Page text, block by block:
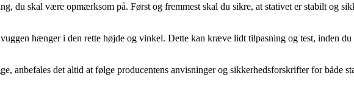
du skal være opmærksom på. Først og fremmest skal du sikre, at stativet er stabilt og
hænger i den rette højde og vinkel. Dette kan kræve lidt tilpasning og test, inden
anbefales det altid at følge producentens anvisninger og sikkerhedsforskrifter for både